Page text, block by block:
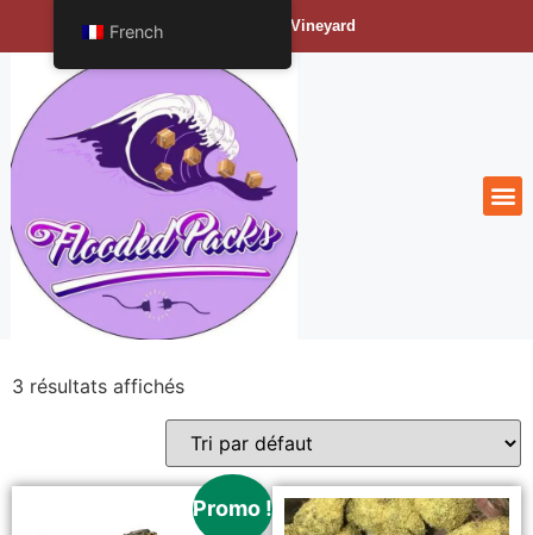
Bengals Vineyard
3 résultats affichés
Promo !
French